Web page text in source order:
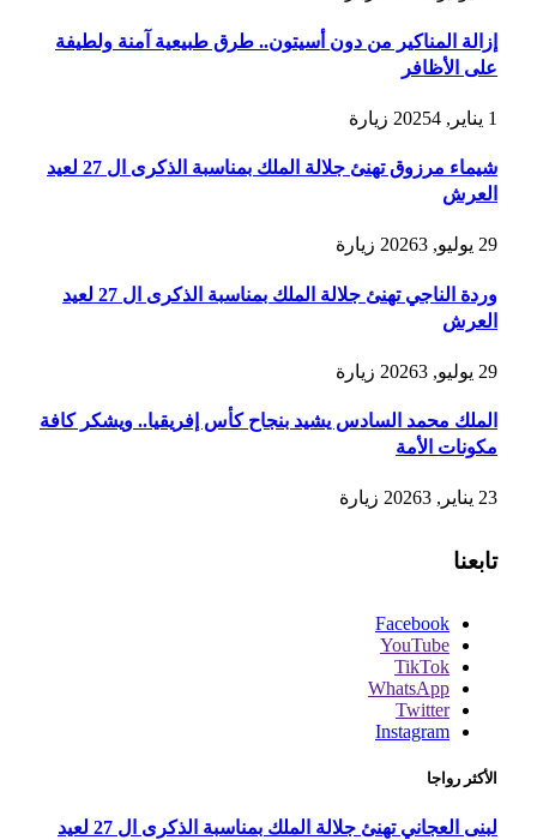
إزالة المناكير من دون أسيتون.. طرق طبيعية آمنة ولطيفة
على الأظافر
1 يناير, 2025 4 زيارة
شيماء مرزوق تهنئ جلالة الملك بمناسبة الذكرى ال 27 لعيد
العرش
29 يوليو, 2026 3 زيارة
وردة الناجي تهنئ جلالة الملك بمناسبة الذكرى ال 27 لعيد
العرش
29 يوليو, 2026 3 زيارة
الملك محمد السادس يشيد بنجاح كأس إفريقيا.. ويشكر كافة
مكونات الأمة
23 يناير, 2026 3 زيارة
تابعنا
Facebook
YouTube
TikTok
WhatsApp
Twitter
Instagram
الأكثر رواجا
لبنى العجاني تهنئ جلالة الملك بمناسبة الذكرى ال 27 لعيد